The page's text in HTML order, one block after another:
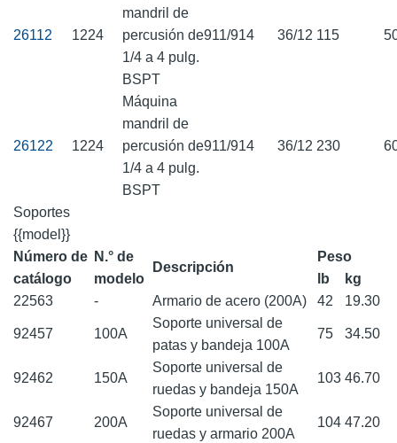
26112 1224
mandril de
percusión de
1/4 a 4 pulg.
BSPT
911/914 36/12 115
26122 1224
Máquina
mandril de
percusión de
1/4 a 4 pulg.
BSPT
911/914 36/12 230
Soportes
{{model}}
Número de
catálogo
N.° de
modelo
Descripción
Peso
lb
kg
22563
- Armario de acero (200A) 42 19.30
92457 100A
Soporte universal de
patas y bandeja 100A
75 34.50
92462 150A
Soporte universal de
ruedas y bandeja 150A
103 46.70
92467 200A
Soporte universal de
ruedas y armario 200A
104 47.20